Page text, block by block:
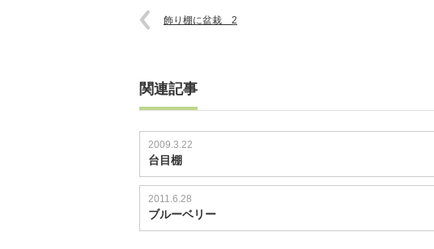
飾り棚に盆栽 2
関連記事
2009.3.22
台目棚
2011.6.28
ブルーベリー